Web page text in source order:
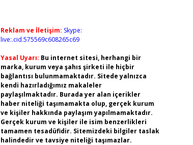
Reklam ve İletişim: Skype:
live:.cid.575569c608265c69
Yasal Uyarı: Bu internet sitesi, herhangi bir
marka, kurum veya şahıs şirketi ile hiçbir
bağlantısı bulunmamaktadır. Sitede yalnızca
kendi hazırladığımız makaleler
paylaşılmaktadır. Burada yer alan içerikler
haber niteliği taşımamakta olup, gerçek kurum
ve kişiler hakkında paylaşım yapılmamaktadır.
Gerçek kurum ve kişiler ile isim benzerlikleri
tamamen tesadüfidir. Sitemizdeki bilgiler taslak
halindedir ve tavsiye niteliği taşımazlar.